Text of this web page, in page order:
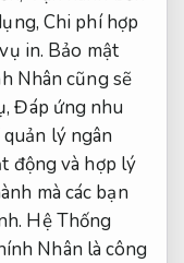
Chi phí hợp
in. Bảo mật
Nhân cũng sẽ
Đáp ứng nhu
lý ngân
động và hợp lý
mà các bạn
Hệ Thống
Nhân là công